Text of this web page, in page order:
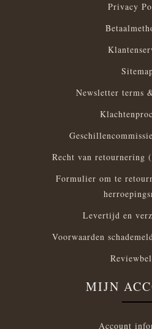
Privacy
Newsletter terms
Recht van retournering
Formulier om te
Levertijd en
Voorwaarden
MIJN
Account